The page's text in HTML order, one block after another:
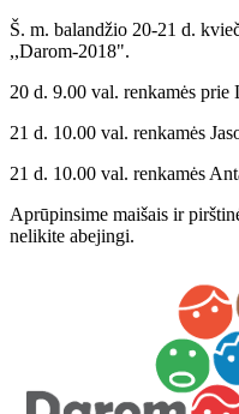
Š. m. balandžio 20-21 d.
,,Darom-2018".
20 d. 9.00 val. renkamės prie
21 d. 10.00 val. renkamės
21 d. 10.00 val. renkamės
Aprūpinsime maišais ir
nelikite abejingi.